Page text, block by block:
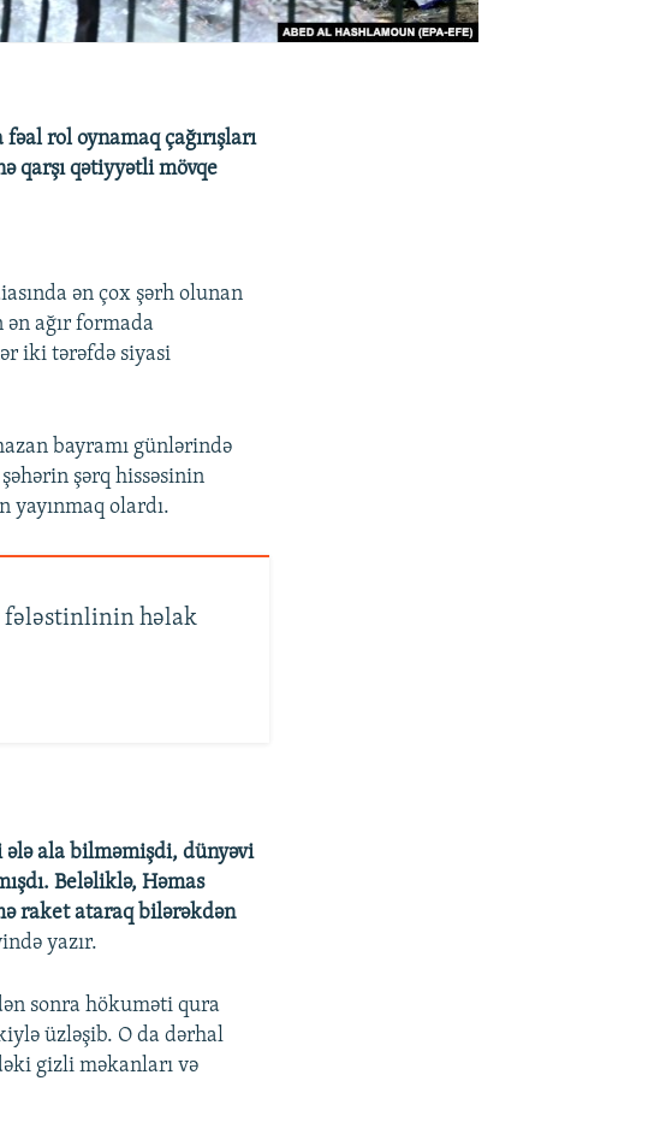
rol oynamaq çağırışları
qarşı qətiyyətli mövqe
ən çox şərh olunan
ağır formada
iki tərəfdə siyasi
bayramı günlərində
şərq hissəsinin
yayınmaq olardı.
fələstinlinin həlak
ələ ala bilməmişdi, dünyəvi
Beləliklə, Həmas
raket ataraq bilərəkdən
yazır.
sonra hökuməti qura
üzləşib. O da dərhal
gizli məkanları və